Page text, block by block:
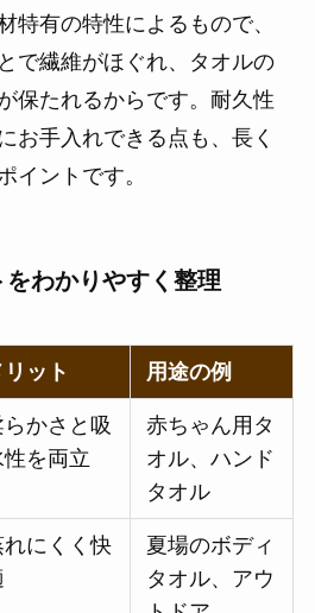
特有の特性によるもので、
で繊維がほぐれ、タオルの
保たれるからです。耐久性
お手入れできる点も、長く
イントです。
わかりやすく整理
リット 用途の例
らかさと吸
性を両立
赤ちゃん用タ
オル、ハンド
タオル
れにくく快
夏場のボディ
タオル、アウ